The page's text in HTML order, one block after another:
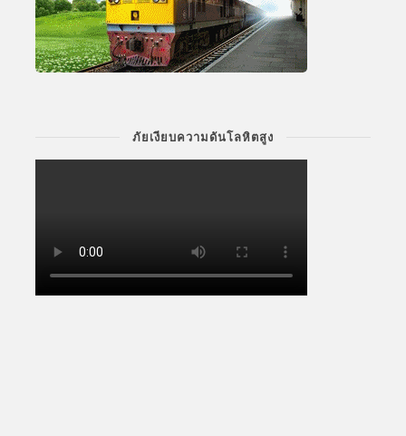
ภัยเงียบความดันโลหิตสูง